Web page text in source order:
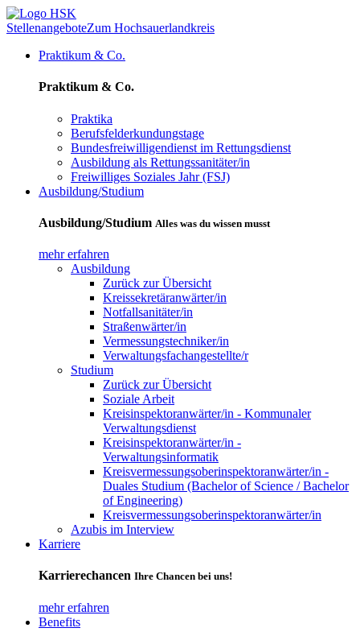
StellenangeboteZum Hochsauerlandkreis
Praktikum & Co.
Praktikum & Co.
Praktika
Berufsfelderkundungstage
Bundesfreiwilligendienst im Rettungsdienst
Ausbildung als Rettungssanitäter/in
Freiwilliges Soziales Jahr (FSJ)
Ausbildung/Studium
Ausbildung/Studium Alles was du wissen musst
mehr erfahren
Ausbildung
Zurück zur Übersicht
Kreissekretäranwärter/in
Notfallsanitäter/in
Straßenwärter/in
Vermessungstechniker/in
Verwaltungsfachangestellte/r
Studium
Zurück zur Übersicht
Soziale Arbeit
Kreisinspektoranwärter/in - Kommunaler
Verwaltungsdienst
Kreisinspektoranwärter/in -
Verwaltungsinformatik
Kreisvermessungsoberinspektoranwärter/in -
Duales Studium (Bachelor of Science / Bachelor
of Engineering)
Kreisvermessungsoberinspektoranwärter/in
Azubis im Interview
Karriere
Karrierechancen Ihre Chancen bei uns!
mehr erfahren
Benefits